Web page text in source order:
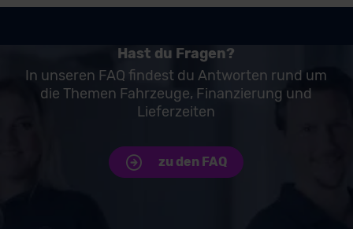
Hast du Fragen?
In unseren FAQ findest du Antworten rund um
die Themen Fahrzeuge, Finanzierung und
Lieferzeiten
zu den FAQ